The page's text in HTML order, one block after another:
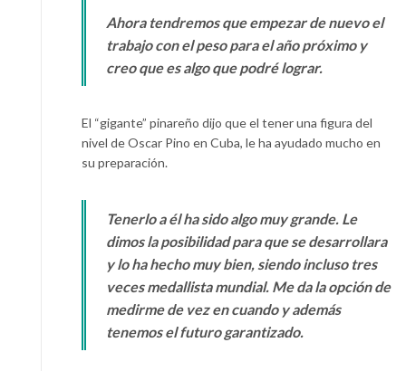
Ahora tendremos que empezar de nuevo el
trabajo con el peso para el año próximo y
creo que es algo que podré lograr.
El “gigante” pinareño dijo que el tener una figura del
nivel de Oscar Pino en Cuba, le ha ayudado mucho en
su preparación.
Tenerlo a él ha sido algo muy grande. Le
dimos la posibilidad para que se desarrollara
y lo ha hecho muy bien, siendo incluso tres
veces medallista mundial. Me da la opción de
medirme de vez en cuando y además
tenemos el futuro garantizado.